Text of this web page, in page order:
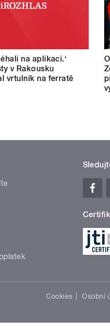
na aplikaci.‘
v Rakousku
vrtulník na ferratě
Cookies Osobní